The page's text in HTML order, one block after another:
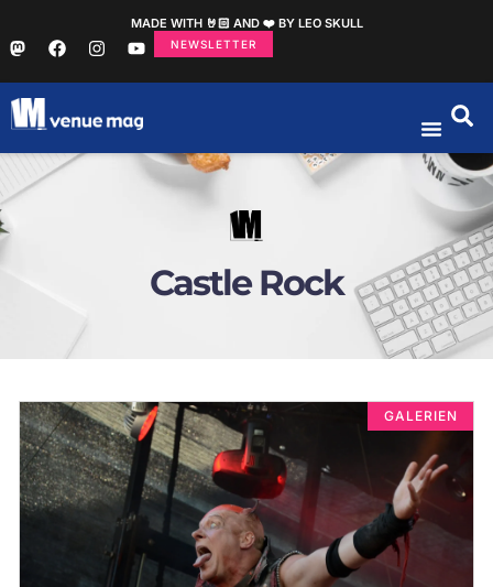
MADE WITH 🤘🏻 AND ❤️ BY LEO SKULL
NEWSLETTER
Castle Rock
GALERIEN